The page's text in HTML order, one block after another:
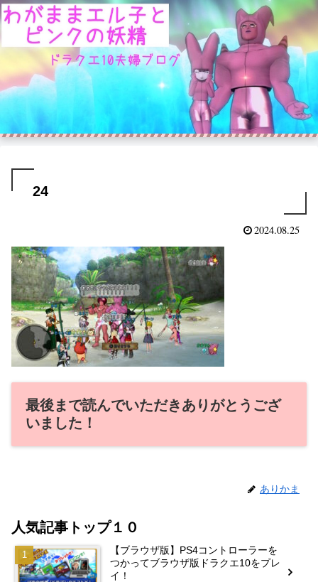
24
2024.08.25
最後まで読んでいただきありがとうござ
いました！
ありかま
人気記事トップ１０
【ブラウザ版】PS4コントローラーを
つかってブラウザ版ドラクエ10をプレ
イ！